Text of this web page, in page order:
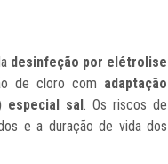
desinfeção por elétrolise
de cloro com adaptação
especial sal. Os riscos de
e a duração de vida dos